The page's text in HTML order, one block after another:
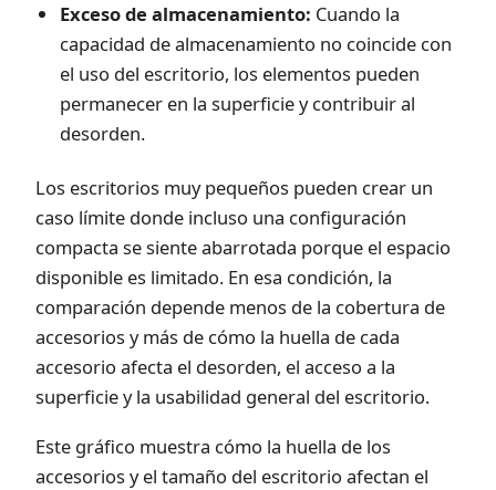
Exceso de almacenamiento: Cuando la
capacidad de almacenamiento no coincide con
el uso del escritorio, los elementos pueden
permanecer en la superficie y contribuir al
desorden.
Los escritorios muy pequeños pueden crear un
caso límite donde incluso una configuración
compacta se siente abarrotada porque el espacio
disponible es limitado. En esa condición, la
comparación depende menos de la cobertura de
accesorios y más de cómo la huella de cada
accesorio afecta el desorden, el acceso a la
superficie y la usabilidad general del escritorio.
Este gráfico muestra cómo la huella de los
accesorios y el tamaño del escritorio afectan el